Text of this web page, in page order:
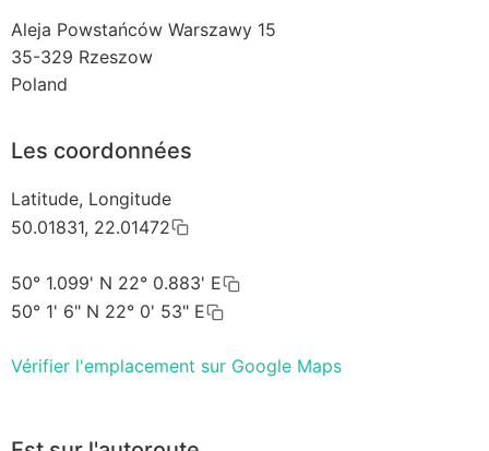
Aleja Powstańców Warszawy 15
35-329 Rzeszow
Poland
Les coordonnées
Latitude, Longitude
50.01831, 22.01472
50° 1.099' N 22° 0.883' E
50° 1' 6" N 22° 0' 53" E
Vérifier l'emplacement sur Google Maps